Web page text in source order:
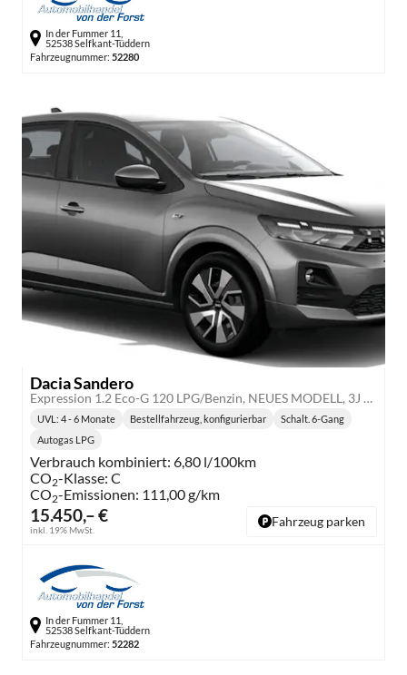
In der Fummer 11,
52538 Selfkant-Tüddern
Fahrzeugnummer: 52280
Dacia Sandero
Expression 1.2 Eco-G 120 LPG/Benzin, NEUES MODELL, 3J Garantie, Klimaanlage, Lederlenkrad, Parksensoren hinten, Tempomat, Multimedia System 10" + Smartphone-Spiegelung, Regen-/Licht-Sensor, ZV mit Fernbedienung, Elektr. Fensterheber v/h, Nebelscheinwerfer, Armlehne
15.450,– €
inkl. 19% MwSt.
Lieferzeit:
UVL : 4 - 6 Monate Bestellfahrzeug, konfigurierbar
Getriebe:
Schalt. 6-Gang
Kraftstoff:
Autogas LPG
Verbrauch kombiniert: 6,80 l/100km
CO2-Klasse: C
CO2-Emissionen: 111,00 g/km
Fahrzeug parken
In der Fummer 11,
52538 Selfkant-Tüddern
Fahrzeugnummer: 52282